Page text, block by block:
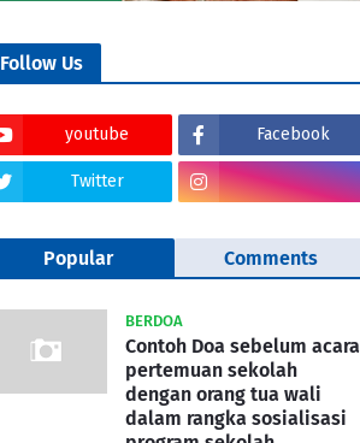
Follow Us
youtube Facebook
Twitter
Popular Comments
BERDOA
Contoh Doa sebelum acara
pertemuan sekolah
dengan orang tua wali
dalam rangka sosialisasi